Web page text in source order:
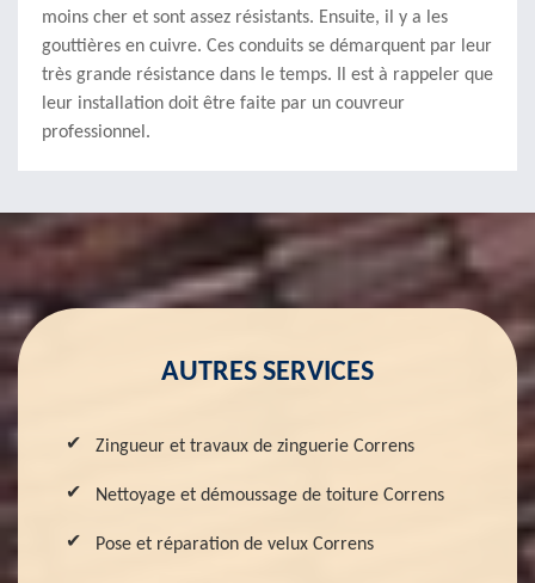
moins cher et sont assez résistants. Ensuite, il y a les
gouttières en cuivre. Ces conduits se démarquent par leur
très grande résistance dans le temps. Il est à rappeler que
leur installation doit être faite par un couvreur
professionnel.
AUTRES SERVICES
Zingueur et travaux de zinguerie Correns
Nettoyage et démoussage de toiture Correns
Pose et réparation de velux Correns